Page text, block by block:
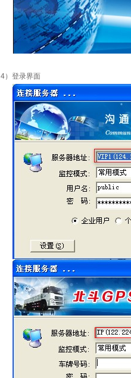
4）登录界面